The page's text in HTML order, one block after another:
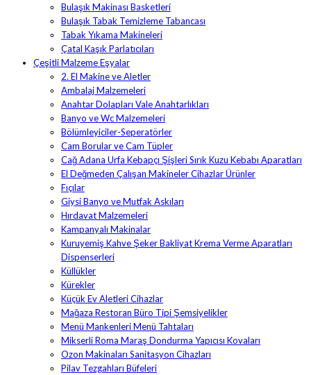
Bulaşık Makinası Basketleri
Bulaşık Tabak Temizleme Tabancası
Tabak Yıkama Makineleri
Çatal Kaşık Parlatıcıları
Çeşitli Malzeme Eşyalar
2. El Makine ve Aletler
Ambalaj Malzemeleri
Anahtar Dolapları Vale Anahtarlıkları
Banyo ve Wc Malzemeleri
Bölümleyiciler-Seperatörler
Cam Borular ve Cam Tüpler
Cağ Adana Urfa Kebapçı Şişleri Sırık Kuzu Kebabı Aparatları
El Değmeden Çalışan Makineler Cihazlar Ürünler
Fıçılar
Giysi Banyo ve Mutfak Askıları
Hırdavat Malzemeleri
Kampanyalı Makinalar
Kuruyemiş Kahve Şeker Bakliyat Krema Verme Aparatları
Dispenserleri
Küllükler
Kürekler
Küçük Ev Aletleri Cihazlar
Mağaza Restoran Büro Tipi Şemsiyelikler
Menü Mankenleri Menü Tahtaları
Mikserli Roma Maraş Dondurma Yapıcısı Kovaları
Ozon Makinaları Sanitasyon Cihazları
Pilav Tezgahları Büfeleri